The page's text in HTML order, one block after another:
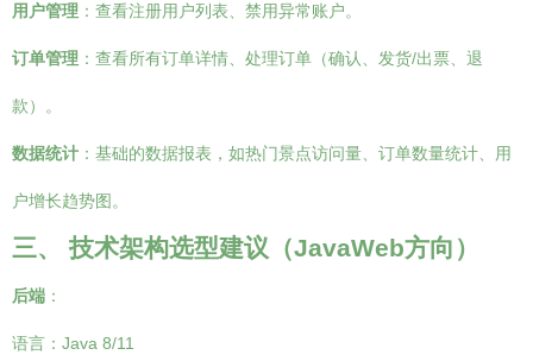
用户管理 ：查看注册用户列表、禁用异常账户。
订单管理 ：查看所有订单详情、处理订单（确认、发货/出票、退
款）。
数据统计 ：基础的数据报表，如热门景点访问量、订单数量统计、用
户增长趋势图。
三、 技术架构选型建议（JavaWeb方向）
后端 ：
语言：Java 8/11